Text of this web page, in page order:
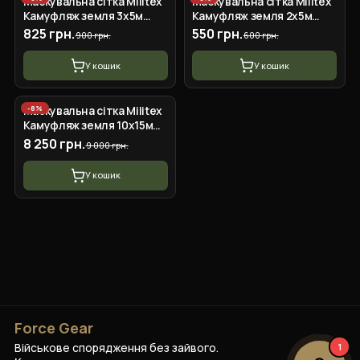
Камуфляж земля 3х5м
(площа 15 кв.м.)
825 грн.900 грн.
У кошик
Камуфляж земля 2х5м
(площа 10 кв.м.)
550 грн.600 грн.
У кошик
-8%
Маскувальна сітка Militex
Камуфляж земля 10х15м
(площа 150 кв.м.)
8 250 грн.9 000 грн.
У кошик
Force Gear
Військове спорядження без зайвого.
1